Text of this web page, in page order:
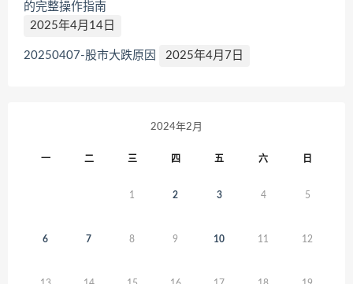
的完整操作指南
2025年4月14日
20250407-股市大跌原因 2025年4月7日
2024年2月
一 二 三 四 五 六 日
1 2 3 4 5
6 7 8 9 10 11 12